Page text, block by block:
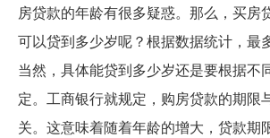
房贷款的年龄有很多疑惑。那么，买房
可以贷到多少岁呢？根据数据统计，最
当然，具体能贷到多少岁还是要根据不
定。工商银行就规定，购房贷款的期限
关。这意味着随着年龄的增大，贷款期